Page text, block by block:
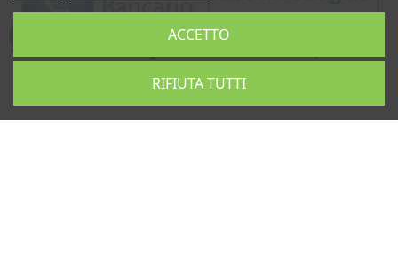
RIFIUTA TUTTI
ACCETTO
Siciliana, Artigianato Siciliano, Prodotti Tipici Siciliani,